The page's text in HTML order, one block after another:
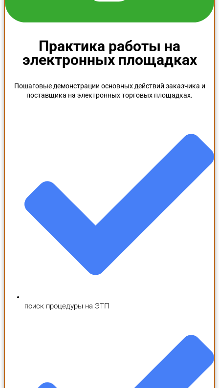
Практика работы на
электронных площадках
Пошаговые демонстрации основных действий заказчика и
поставщика на электронных торговых площадках.
поиск процедуры на ЭТП